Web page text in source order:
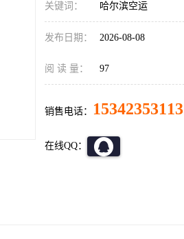
关键词： 哈尔滨空运
发布日期： 2026-08-08
阅 读 量： 97
销售电话： 15342353113
在线QQ：